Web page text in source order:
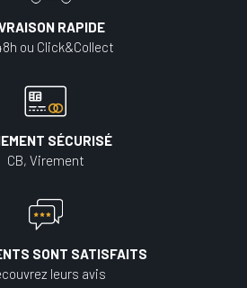
RAPIDE
ou Click&Collect
SÉCURISÉ
CB, Virement
SONT SATISFAITS
leurs avis